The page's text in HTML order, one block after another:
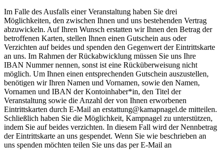
Im Falle des Ausfalls einer Veranstaltung haben Sie drei
Möglichkeiten, den zwischen Ihnen und uns bestehenden Vertrag
abzuwickeln. Auf Ihren Wunsch erstatten wir Ihnen den Betrag der
betroffenen Karten, stellen Ihnen einen Gutschein aus oder
Verzichten auf beides und spenden den Gegenwert der Eintrittskarte
an uns. Im Rahmen der Rückabwicklung müssen Sie uns Ihre
IBAN Nummer nennen, sonst ist eine Rücküberweisung nicht
möglich. Um Ihnen einen entsprechenden Gutschein auszustellen,
benötigen wir Ihren Namen und Vornamen, sowie den Namen,
Vornamen und IBAN der Kontoinhaber*in, den Titel der
Veranstaltung sowie die Anzahl der von Ihnen erworbenen
Eintrittskarten durch E-Mail an erstattung@kamapnagel.de mitteilen.
Schließlich haben Sie die Möglichkeit, Kampnagel zu unterstützen,
indem Sie auf beides verzichten. In diesem Fall wird der Nennbetrag
der Eintrittskarte an uns gespendet. Wenn Sie wie beschrieben an
uns spenden möchten teilen Sie uns das per E-Mail an